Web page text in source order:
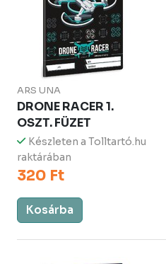
ARS UNA
DRONE RACER 1.
OSZT. FÜZET
Készleten a Tolltartó.hu
raktárában
320 Ft
Kosárba